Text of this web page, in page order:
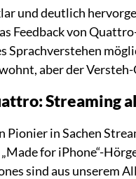
und deutlich
Feedback von
Sprachverstehen
aber der
Streaming
Pionier in Sachen
for iPhone“-
sind aus unserem